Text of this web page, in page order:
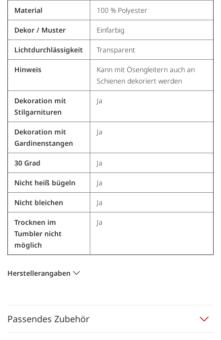
Material 100 % Polyester
Dekor / Muster Einfarbig
Lichtdurchlässigkeit Transparent
Hinweis
Kann mit Ösengleitern auch an
Schienen dekoriert werden
Dekoration mit
Stilgarnituren
Ja
Dekoration mit
Gardinenstangen
Ja
30 Grad Ja
Nicht heiß bügeln Ja
Nicht bleichen Ja
Trocknen im
Tumbler nicht
möglich
Ja
Herstellerangaben
Passendes Zubehör